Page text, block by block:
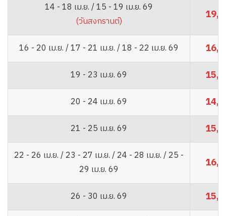
14 - 18 เม.ย. / 15 - 19 เม.ย. 69
(วันสงกรานต์)
16 - 20 เม.ย. / 17 - 21 เม.ย. / 18 - 22 เม.ย. 69
19 - 23 เม.ย. 69
20 - 24 เม.ย. 69
21 - 25 เม.ย. 69
22 - 26 เม.ย. / 23 - 27 เม.ย. / 24 - 28 เม.ย. / 25 -
29 เม.ย. 69
26 - 30 เม.ย. 69